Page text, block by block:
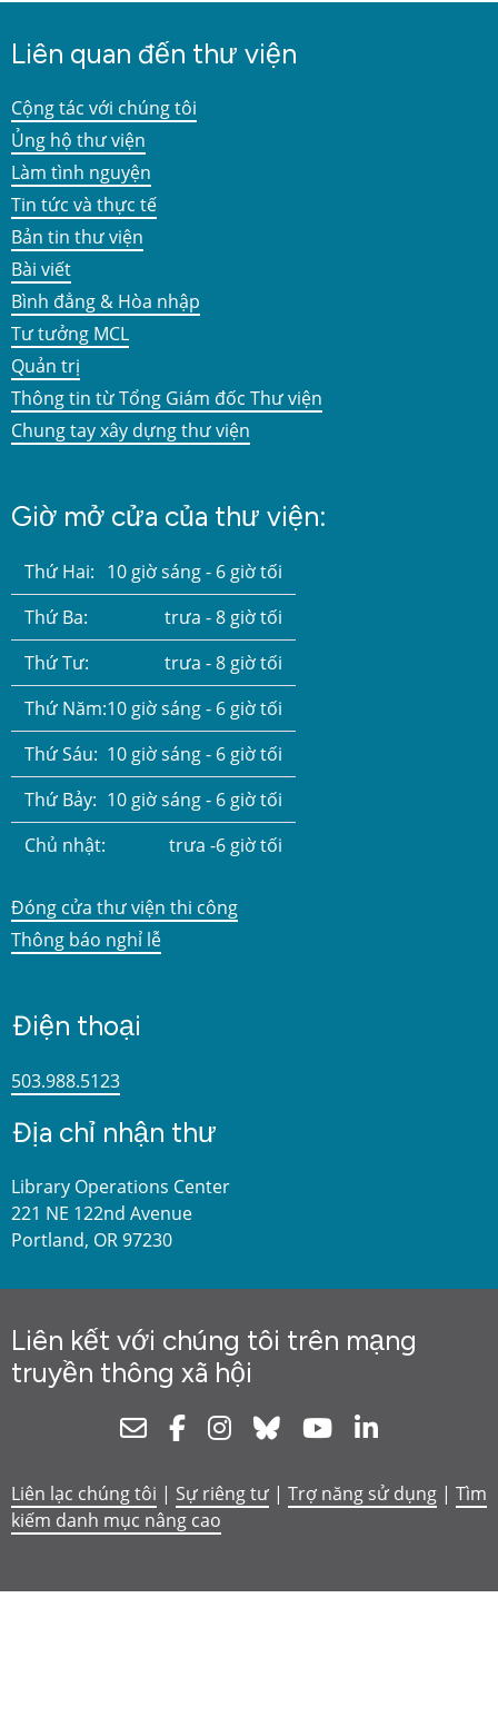
Liên quan đến thư viện
Cộng tác với chúng tôi
Ủng hộ thư viện
Làm tình nguyện
Tin tức và thực tế
Bản tin thư viện
Bài viết
Bình đẳng & Hòa nhập
Tư tưởng MCL
Quản trị
Thông tin từ Tổng Giám đốc Thư viện
Chung tay xây dựng thư viện
Giờ mở cửa của thư viện:
Thứ Hai: 10 giờ sáng - 6 giờ tối
Thứ Ba:
trưa - 8 giờ tối
Thứ Tư:
trưa - 8 giờ tối
Thứ Năm:10 giờ sáng - 6 giờ tối
Thứ Sáu: 10 giờ sáng - 6 giờ tối
Thứ Bảy: 10 giờ sáng - 6 giờ tối
Chủ nhật:
trưa -6 giờ tối
Đóng cửa thư viện thi công
Thông báo nghỉ lễ
Điện thoại
503.988.5123
Địa chỉ nhận thư
Library Operations Center
221 NE 122nd Avenue
Portland, OR 97230
Liên kết với chúng tôi trên mạng
truyền thông xã hội
NewsletterFacebookInstagram
Bluesky Youtube
Liên lạc chúng tôi | Sự riêng tư | Trợ năng sử dụng | Tìm
kiếm danh mục nâng cao